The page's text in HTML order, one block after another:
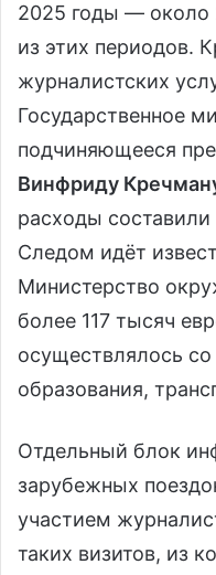
2025 годы — около
из этих периодов.
журналистских
Государственное
подчиняющееся
Винфриду
расходы
Следом идёт
Министерство
более 117 тысяч
осуществлялось
образования,
Отдельный блок
зарубежных
участием
таких визитов, из